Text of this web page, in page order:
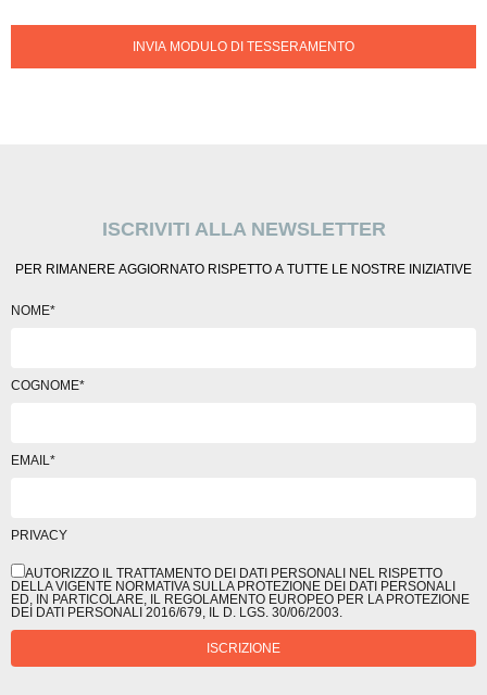
INVIA MODULO DI TESSERAMENTO
ISCRIVITI ALLA NEWSLETTER
PER RIMANERE AGGIORNATO RISPETTO A TUTTE LE NOSTRE INIZIATIVE
NOME*
COGNOME*
EMAIL*
PRIVACY
AUTORIZZO IL TRATTAMENTO DEI DATI PERSONALI NEL RISPETTO
DELLA VIGENTE NORMATIVA SULLA PROTEZIONE DEI DATI PERSONALI
ED, IN PARTICOLARE, IL REGOLAMENTO EUROPEO PER LA PROTEZIONE
DEI DATI PERSONALI 2016/679, IL D. LGS. 30/06/2003.
ISCRIZIONE